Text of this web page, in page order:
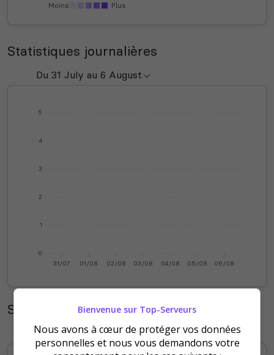
Moins Plus
Statistiques journalières
0
1
2
3
4
5
31/07 01/08 02/08 03/08 04/08 05/08 06/08
Statistiques mensuelles
Bienvenue sur Top-Serveurs
Nous avons à cœur de protéger vos données
personnelles et nous vous demandons votre